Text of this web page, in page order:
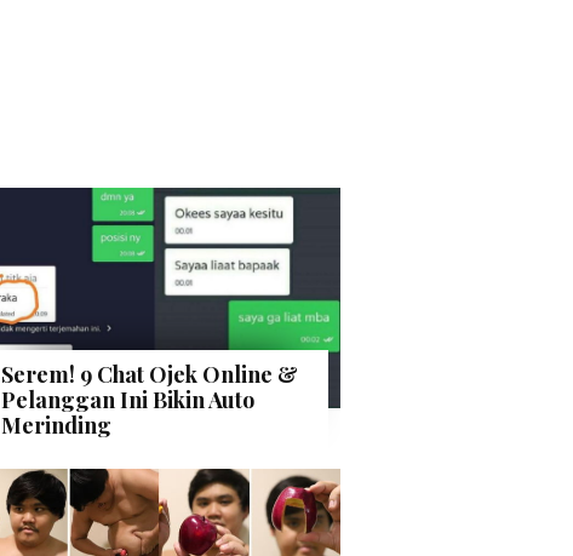
Serem! 9 Chat Ojek Online &
Pelanggan Ini Bikin Auto
Merinding